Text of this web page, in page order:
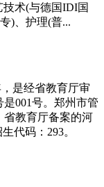
术(与德国IDI国
)、护理(普...
是经省教育厅审
001号。郑州市管
省教育厅备案的河
代码：293。